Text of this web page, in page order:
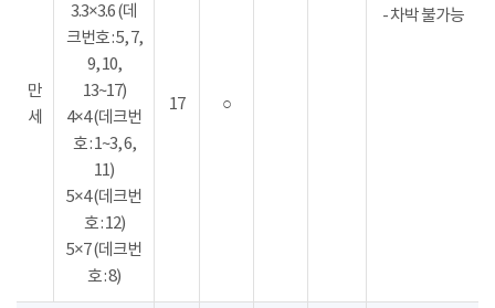
- 차박 불가능
만
세
3.3×3.6 (데
크번호 : 5, 7,
9, 10,
13~17)
4×4 (데크번
호 : 1~3, 6,
11)
5×4 (데크번
호 : 12)
5×7 (데크번
호 : 8)
17 ○